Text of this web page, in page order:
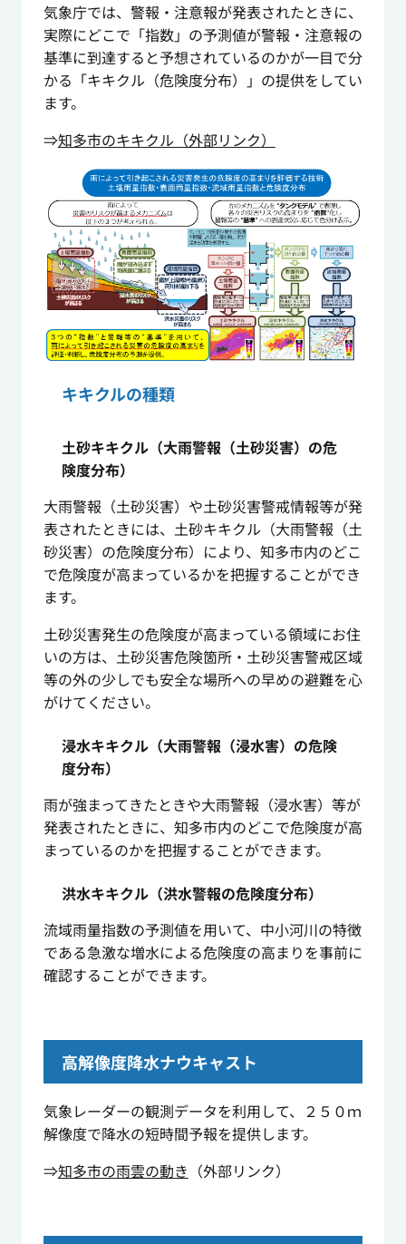
気象庁では、警報・注意報が発表されたときに、
実際にどこで「指数」の予測値が警報・注意報の
基準に到達すると予想されているのかが一目で分
かる「キキクル（危険度分布）」の提供をしてい
ます。
⇒知多市のキキクル（外部リンク）
キキクルの種類
土砂キキクル（大雨警報（土砂災害）の危
険度分布）
大雨警報（土砂災害）や土砂災害警戒情報等が発
表されたときには、土砂キキクル（大雨警報（土
砂災害）の危険度分布）により、知多市内のどこ
で危険度が高まっているかを把握することができ
ます。
土砂災害発生の危険度が高まっている領域にお住
いの方は、土砂災害危険箇所・土砂災害警戒区域
等の外の少しでも安全な場所への早めの避難を心
がけてください。
浸水キキクル（大雨警報（浸水害）の危険
度分布）
雨が強まってきたときや大雨警報（浸水害）等が
発表されたときに、知多市内のどこで危険度が高
まっているのかを把握することができます。
洪水キキクル（洪水警報の危険度分布）
流域雨量指数の予測値を用いて、中小河川の特徴
である急激な増水による危険度の高まりを事前に
確認することができます。
高解像度降水ナウキャスト
気象レーダーの観測データを利用して、２５０ｍ
解像度で降水の短時間予報を提供します。
⇒知多市の雨雲の動き （外部リンク）